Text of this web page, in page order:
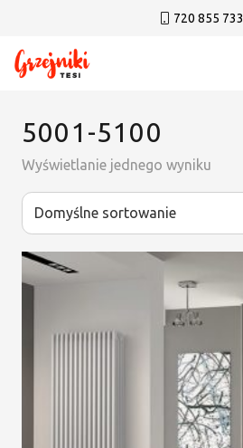
720 855 733
5001-5100
Wyświetlanie jednego wyniku